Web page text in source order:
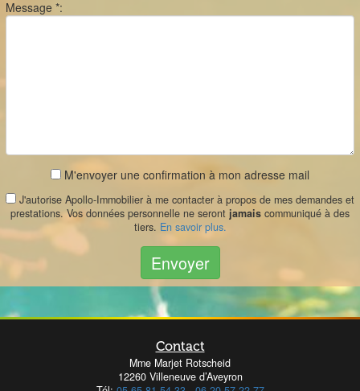
Message *:
M'envoyer une confirmation à mon adresse mail
J'autorise Apollo-Immobilier à me contacter à propos de mes demandes et
prestations. Vos données personnelle ne seront jamais communiqué à des
tiers. En savoir plus.
Envoyer
Contact
Mme Marjet Rotscheid
12260 Villeneuve d’Aveyron